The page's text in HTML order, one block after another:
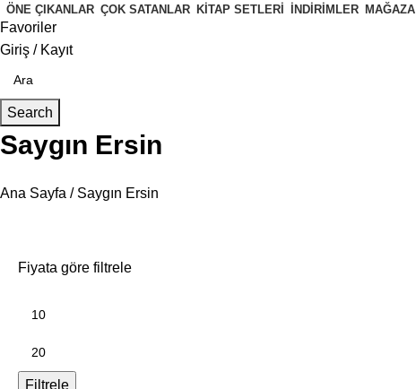
ÖNE ÇIKANLAR ÇOK SATANLAR KITAP SETLERI İNDIRIMLER MAĞAZA
Favoriler
Giriş / Kayıt
Search
Saygın Ersin
Ana Sayfa Saygın Ersin
Fiyata göre filtrele
Filtrele